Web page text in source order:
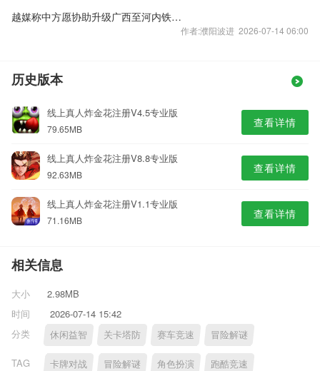
越媒称中方愿协助升级广西至河内铁路交通，外交部回应
作者:濮阳波进 2026-07-14 06:00
历史版本
线上真人炸金花注册V4.5专业版
79.65MB 查看详情
线上真人炸金花注册V8.8专业版
92.63MB 查看详情
线上真人炸金花注册V1.1专业版
71.16MB 查看详情
相关信息
大小
2.98MB
时间
2026-07-14 15:42
分类
休闲益智 关卡塔防 赛车竞速 冒险解谜
TAG 卡牌对战 冒险解谜 角色扮演 跑酷竞速